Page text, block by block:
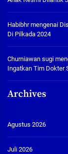
Habibhrmengenai
Di Pilkada 2024
Churniawan sugi
Ingatkan Tim Dokter
Archives
Agustus 2026
Juli 2026